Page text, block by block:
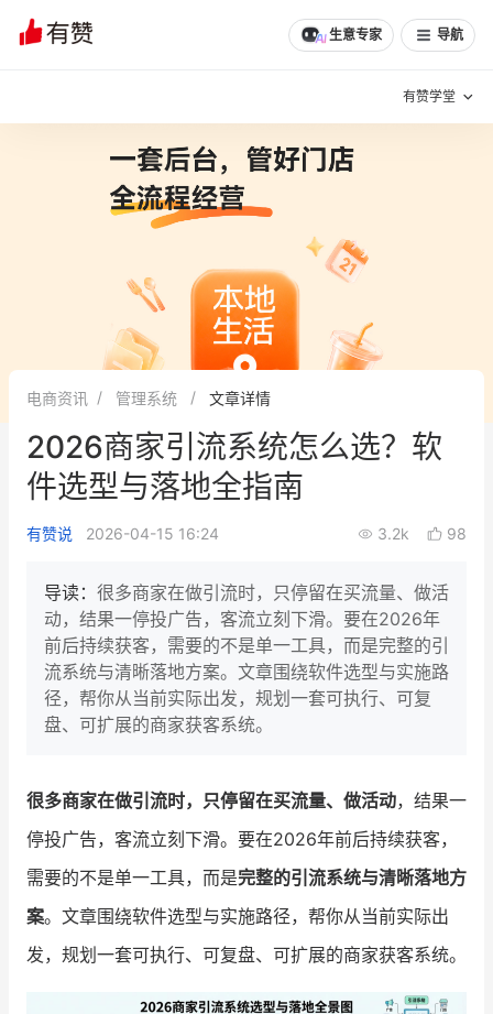
生意专家 导航
有赞学堂
增长方法
有赞专家说
新零售最佳实践
面对面聊增长
新零售大会 新零售茶会
增长产品指南
智库 产品场景库
产品更新动态 帮助中心
新零售资讯
培训课程
电商资讯 管理系统 文章详情
2026商家引流系统怎么选？软
件选型与落地全指南
有赞说 2026-04-15 16:24 3.2k 98
导读： 很多商家在做引流时，只停留在买流量、做活
动，结果一停投广告，客流立刻下滑。要在2026年
前后持续获客，需要的不是单一工具，而是完整的引
流系统与清晰落地方案。文章围绕软件选型与实施路
径，帮你从当前实际出发，规划一套可执行、可复
盘、可扩展的商家获客系统。
很多商家在做引流时，只停留在买流量、做活动，结果一
停投广告，客流立刻下滑。要在2026年前后持续获客，
需要的不是单一工具，而是完整的引流系统与清晰落地方
案。文章围绕软件选型与实施路径，帮你从当前实际出
发，规划一套可执行、可复盘、可扩展的商家获客系统。